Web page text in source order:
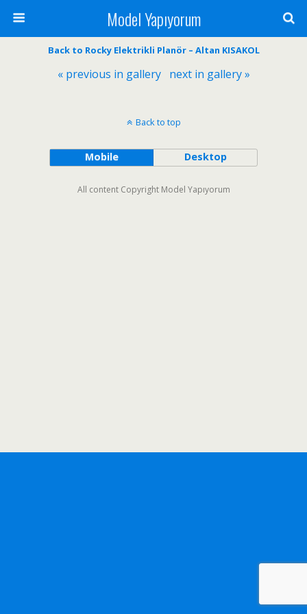
Model Yapıyorum
Back to Rocky Elektrikli Planör – Altan KISAKOL
« previous in gallery next in gallery »
Back to top
Mobile Desktop
All content Copyright Model Yapıyorum